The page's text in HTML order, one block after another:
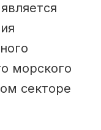
морского
секторе